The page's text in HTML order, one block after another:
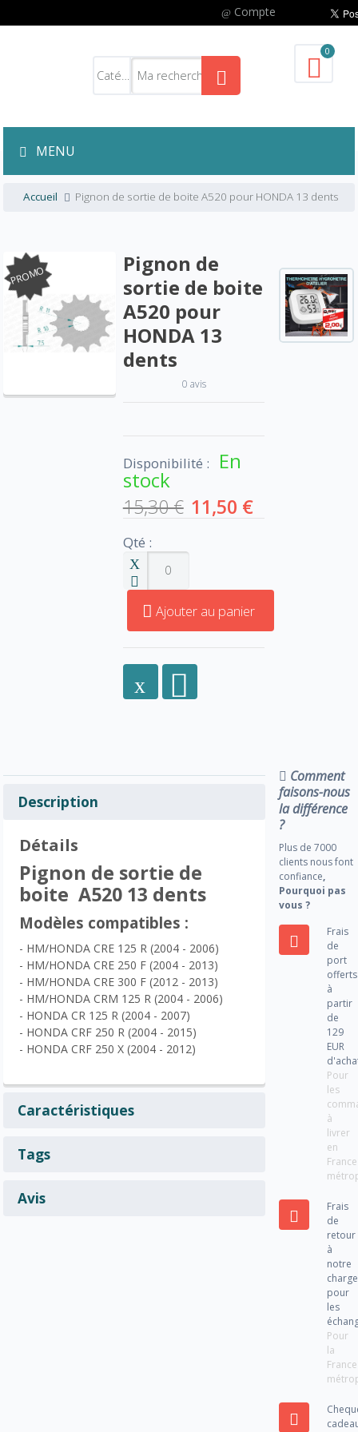
Compte
0
MENU
Accueil Pignon de sortie de boite A520 pour HONDA 13 dents
PROMO
Pignon de
sortie de boite
A520 pour
HONDA 13
dents
0 avis
Disponibilité : En
stock
15,30 € 11,50 €
Qté :
Ajouter au panier
Description
Détails
Pignon de sortie de
boite A520 13 dents
Modèles compatibles :
- HM/HONDA CRE 125 R (2004 - 2006)
- HM/HONDA CRE 250 F (2004 - 2013)
- HM/HONDA CRE 300 F (2012 - 2013)
- HM/HONDA CRM 125 R (2004 - 2006)
- HONDA CR 125 R (2004 - 2007)
- HONDA CRF 250 R (2004 - 2015)
- HONDA CRF 250 X (2004 - 2012)
Caractéristiques
Tags
Avis
Comment
faisons-nous
la différence
?
Plus de 7000
clients nous font
confiance,
Pourquoi pas
vous ?
Frais
de
port
offerts
à
partir
de
129
EUR
Pour
les
à
livrer
en
France
Frais
de
retour
à
notre
charge
pour
les
Pour
la
France